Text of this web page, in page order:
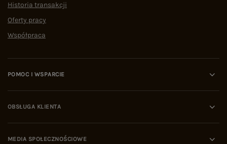
Historia transakcji
Oferty pracy
Współpraca
POMOC I WSPARCIE
OBSŁUGA KLIENTA
MEDIA SPOŁECZNOŚCIOWE